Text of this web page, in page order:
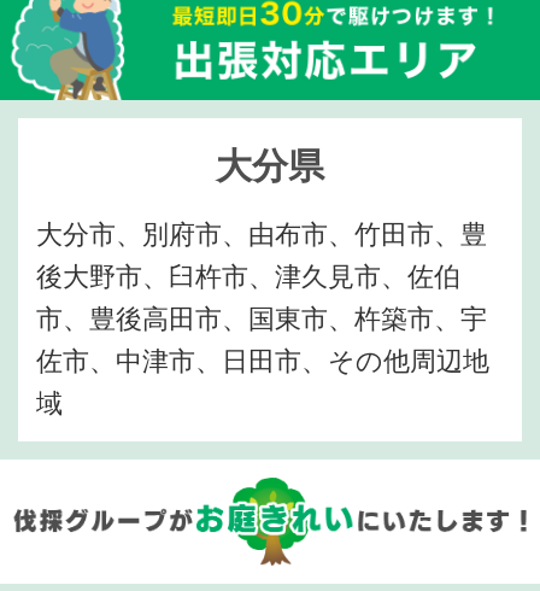
大分県
大分市、別府市、由布市、竹田市、豊
後大野市、臼杵市、津久見市、佐伯
市、豊後高田市、国東市、杵築市、宇
佐市、中津市、日田市、その他周辺地
域